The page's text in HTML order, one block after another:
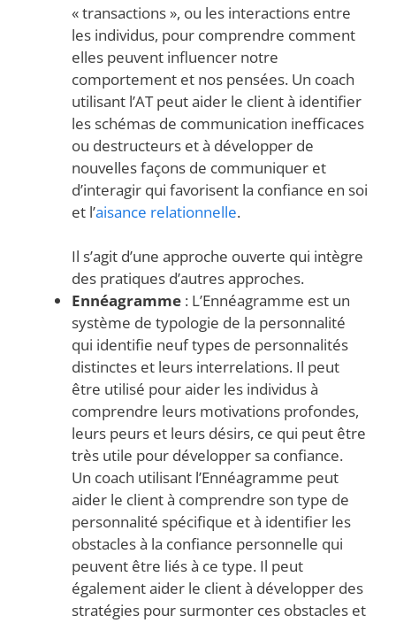
« transactions », ou les interactions entre
les individus, pour comprendre comment
elles peuvent influencer notre
comportement et nos pensées. Un coach
utilisant l’AT peut aider le client à identifier
les schémas de communication inefficaces
ou destructeurs et à développer de
nouvelles façons de communiquer et
d’interagir qui favorisent la confiance en soi
et l’aisance relationnelle.
Il s’agit d’une approche ouverte qui intègre
des pratiques d’autres approches.
Ennéagramme : L’Ennéagramme est un
système de typologie de la personnalité
qui identifie neuf types de personnalités
distinctes et leurs interrelations. Il peut
être utilisé pour aider les individus à
comprendre leurs motivations profondes,
leurs peurs et leurs désirs, ce qui peut être
très utile pour développer sa confiance.
Un coach utilisant l’Ennéagramme peut
aider le client à comprendre son type de
personnalité spécifique et à identifier les
obstacles à la confiance personnelle qui
peuvent être liés à ce type. Il peut
également aider le client à développer des
stratégies pour surmonter ces obstacles et